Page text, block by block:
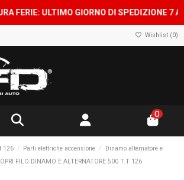
ULTIMO GIORNO DI SPEDIZIONE 7
Wishlist (0)
0
126 Parti elettriche accensione
Dinamo alternatore e
FILO DINAMO E ALTERNATORE 500 T.T 126